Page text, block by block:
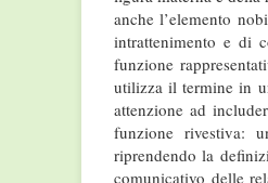
anche l’elemento
intrattenimento e di
funzione
utilizza il termine in
attenzione ad
funzione rivestiva:
riprendendo la
comunicativo delle